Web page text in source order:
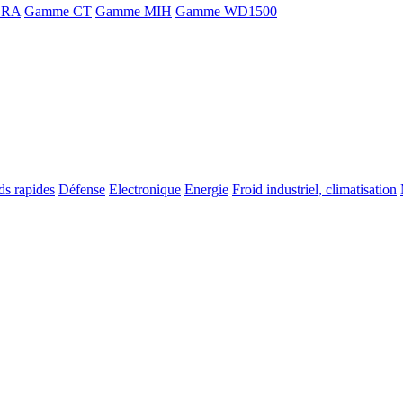
Gamme CT Gamme MIH Gamme WD1500
rapides Défense Electronique Energie Froid industriel, climatisation